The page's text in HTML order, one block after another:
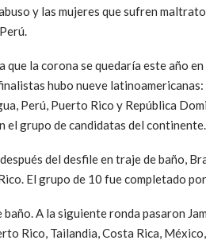
y las mujeres que sufren
que la corona se quedaría este año
hubo nueve
Perú, Puerto Rico y República
el grupo de candidatas del continente.
del desfile en traje de baño,
El grupo de 10 fue completado
A la siguiente ronda pasaron
Rico, Tailandia, Costa Rica,